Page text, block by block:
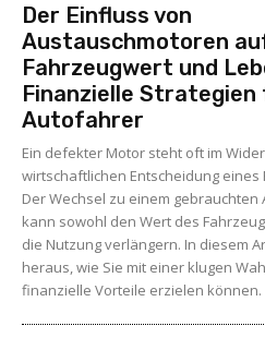
Der Einfluss von
Austauschmotoren
Fahrzeugwert und
Finanzielle Strategien
Autofahrer
Ein defekter Motor steht oft im
wirtschaftlichen Entscheidung eines
Der Wechsel zu einem gebrauchten
kann sowohl den Wert des
die Nutzung verlängern. In diesem
heraus, wie Sie mit einer klugen
finanzielle Vorteile erzielen können.